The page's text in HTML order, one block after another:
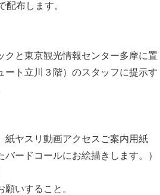
布します。
と東京観光情報センター多摩に置
ート立川３階）のスタッフに提示す
紙ヤスリ動画アクセスご案内用紙
ードコールにお絵描きします。）
いすること。